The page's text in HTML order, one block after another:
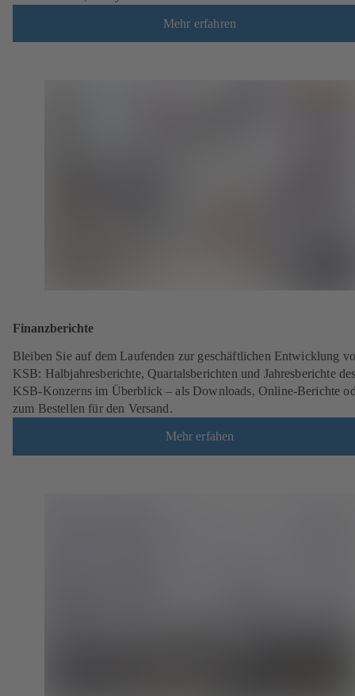
Mehr erfahren
Finanzberichte
Bleiben Sie auf dem Laufenden zur geschäftlichen Entwicklung
KSB: Halbjahresberichte, Quartalsberichten und Jahresberichte
KSB-Konzerns im Überblick – als Downloads, Online-Berichte
zum Bestellen für den Versand.
Mehr erfahen